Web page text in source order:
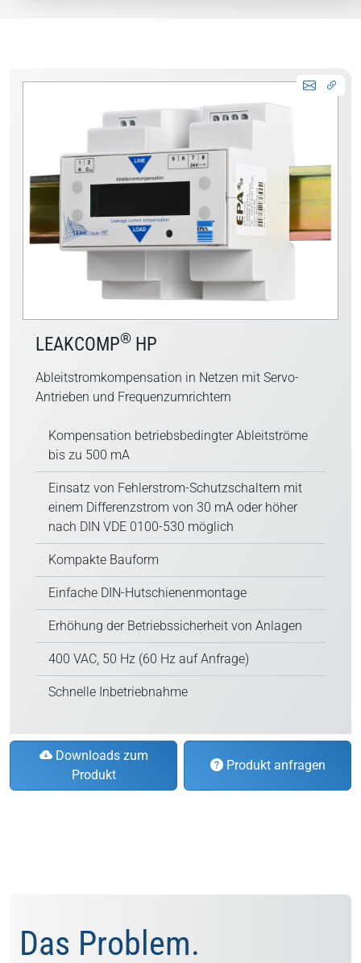
LEAKCOMP® HP
Ableitstromkompensation in Netzen mit Servo-
Antrieben und Frequenzumrichtern
Kompensation betriebsbedingter Ableitströme
bis zu 500 mA
Einsatz von Fehlerstrom-Schutzschaltern mit
einem Differenzstrom von 30 mA oder höher
nach DIN VDE 0100-530 möglich
Kompakte Bauform
Einfache DIN-Hutschienenmontage
Erhöhung der Betriebssicherheit von Anlagen
400 VAC, 50 Hz (60 Hz auf Anfrage)
Schnelle Inbetriebnahme
Downloads zum
Produkt
Produkt anfragen
Das Problem.